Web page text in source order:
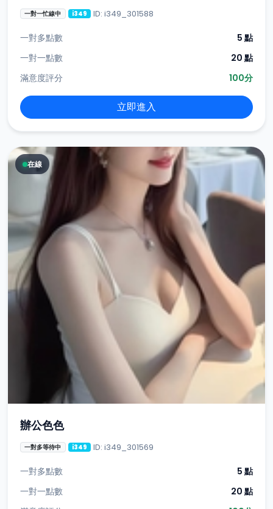
一對一忙線中 i349 ID: i349_301588
一對多點數
5 點
一對一點數
20 點
滿意度評分
100分
立即進入
在線
辦公色色
一對多等待中 i349 ID: i349_301569
一對多點數
5 點
一對一點數
20 點